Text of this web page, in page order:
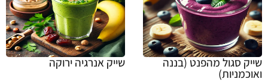
שייק סגול מהפנט (בננה
ואוכמניות)
שייק אנרגיה ירוקה